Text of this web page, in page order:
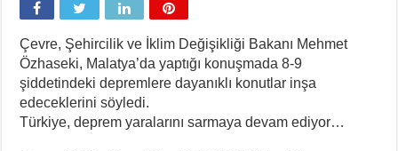
Çevre, Şehircilik ve İklim Değişikliği Bakanı Mehmet
Özhaseki, Malatya’da yaptığı konuşmada 8-9
şiddetindeki depremlere dayanıklı konutlar inşa
edeceklerini söyledi.
Türkiye, deprem yaralarını sarmaya devam ediyor…